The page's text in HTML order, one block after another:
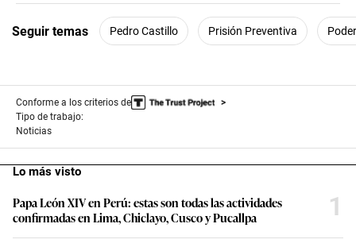
Seguir temas Pedro Castillo Prisión Preventiva
Conforme a los criterios de
Tipo de trabajo:
Noticias
Lo más visto
Papa León XIV en Perú: estas son todas las actividades
confirmadas en Lima, Chiclayo, Cusco y Pucallpa
1